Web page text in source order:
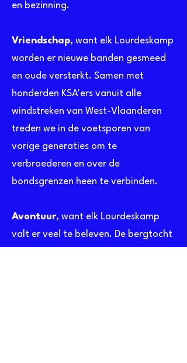
en bezinning.
Vriendschap, want elk Lourdeskamp
worden er nieuwe banden gesmeed
en oude versterkt. Samen met
honderden KSA'ers vanuit alle
windstreken van West-Vlaanderen
treden we in de voetsporen van
vorige generaties om te
verbroederen en over de
bondsgrenzen heen te verbinden.
Avontuur, want elk Lourdeskamp
valt er veel te beleven. De bergtocht